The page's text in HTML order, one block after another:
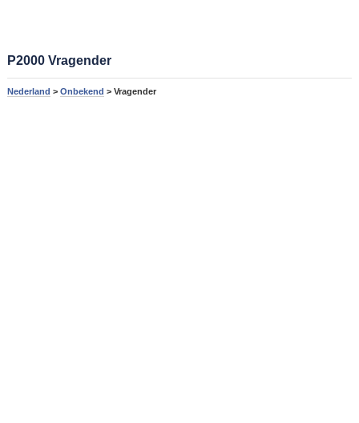
P2000 Vragender
Nederland > Onbekend > Vragender